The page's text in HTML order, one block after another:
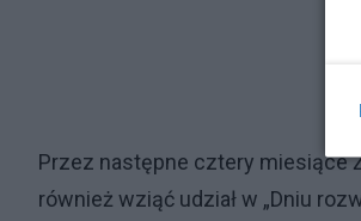
Przez następne cztery miesiące
również wziąć udział w „Dniu